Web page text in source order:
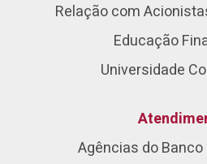
Relação com
Educação
Universidade
Agências do